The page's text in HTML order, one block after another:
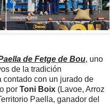
de Fetge de Bou, uno
de la tradición
con un jurado de
por Toni Boix (Lavoe, Arroz
Paella, ganador del